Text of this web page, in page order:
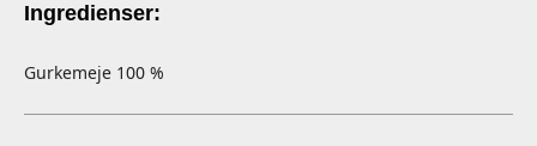
Ingredienser:
Gurkemeje 100 %